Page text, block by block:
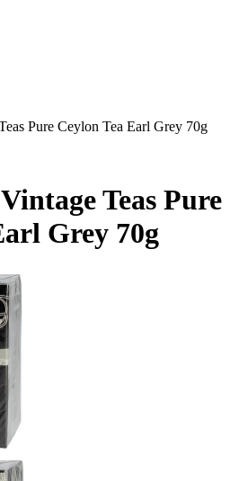
Pure Ceylon Tea Earl Grey 70g
Teas Pure
Grey 70g